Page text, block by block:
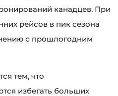
канадцев. При
рейсов в пик сезона
с прошлогодним
тем, что
избегать больших